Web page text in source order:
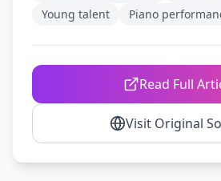
Young talent
Piano
Read Full
Visit Original